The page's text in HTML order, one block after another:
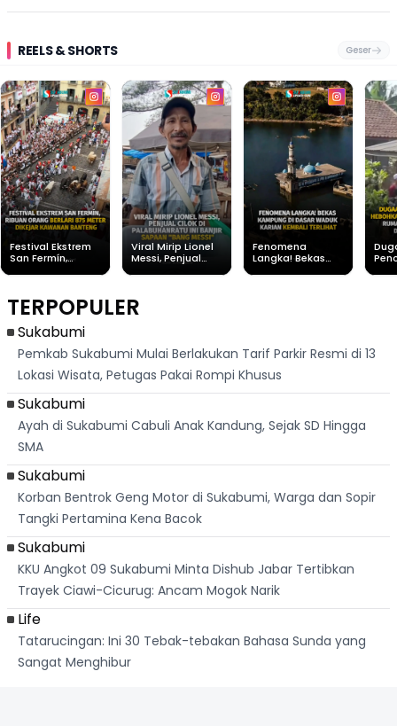
REELS & SHORTS Geser
Festival Ekstrem
San Fermín,
Banteng
Viral Mirip Lionel
Messi, Penjual
"Bang Messi"
Fenomena
Langka! Bekas
TERPOPULER
Sukabumi
Pemkab Sukabumi Mulai Berlakukan Tarif Parkir Resmi di 13
Lokasi Wisata, Petugas Pakai Rompi Khusus
Sukabumi
Ayah di Sukabumi Cabuli Anak Kandung, Sejak SD Hingga
SMA
Sukabumi
Korban Bentrok Geng Motor di Sukabumi, Warga dan Sopir
Tangki Pertamina Kena Bacok
Sukabumi
KKU Angkot 09 Sukabumi Minta Dishub Jabar Tertibkan
Trayek Ciawi-Cicurug: Ancam Mogok Narik
Life
Tatarucingan: Ini 30 Tebak-tebakan Bahasa Sunda yang
Sangat Menghibur